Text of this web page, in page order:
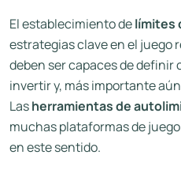
El establecimiento delímites
estrategias clave en el juego
deben ser capaces de definir
invertir y, más importante
Lasherramientas de
muchas plataformas de
en este sentido.